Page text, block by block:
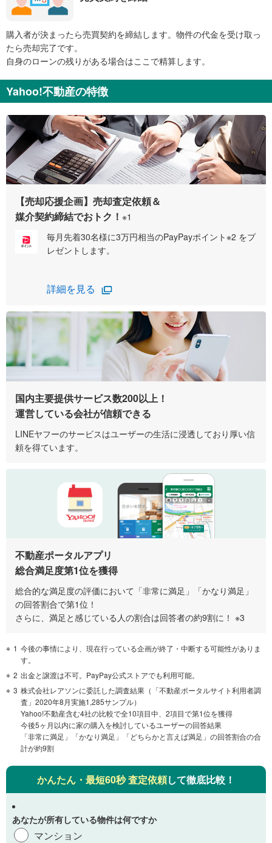
購入者が決まったら売買契約を締結します。物件の代金を受け取っ
たら売却完了です。
自身のローンの残りがある場合はここで精算します。
Yahoo!不動産の特徴
【売却応援企画】売却査定依頼＆
媒介契約締結でおトク！ ※1
毎月先着30名様に3万円相当のPayPayポイント※2 をプ
レゼントします。
詳細を見る
国内主要提供サービス数200以上！
運営している会社が信頼できる
LINEヤフーのサービスはユーザーの生活に浸透しており厚い信
頼を得ています。
不動産ポータルアプリ
総合満足度第1位を獲得
総合的な満足度の評価において「非常に満足」「かなり満足」
の回答割合で第1位！
さらに、満足と感じている人の割合は回答者の約9割に！ ※3
1 今後の事情により、現在行っている企画が終了・中断する可能性がありま
す。
2 出金と譲渡は不可。PayPay公式ストアでも利用可能。
3 株式会社レアソンに委託した調査結果（「不動産ポータルサイト利用者調
査」2020年8月実施1,285サンプル）
Yahoo!不動産含む4社の比較で全10項目中、2項目で第1位を獲得
今後5ヶ月以内に家の購入を検討しているユーザーの回答結果
「非常に満足」「かなり満足」「どちらかと言えば満足」の回答割合の合
計が約9割
かんたん・最短60秒 査定依頼して徹底比較！
あなたが所有している物件は何ですか
マンション